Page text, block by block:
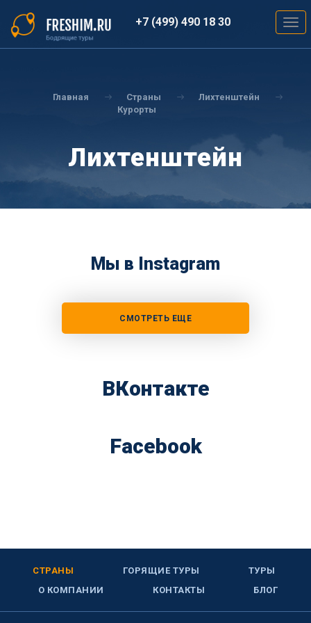
основному
содержанию
+7 (499) 490 18 30
Главная Страны
Лихтенштейн
Курорты
Лихтенштейн
Мы в Instagram
СМОТРЕТЬ ЕЩЕ
ВКонтакте
Facebook
СТРАНЫ ГОРЯЩИЕ ТУРЫ
ТУРЫ
О КОМПАНИИ
КОНТАКТЫ БЛОГ